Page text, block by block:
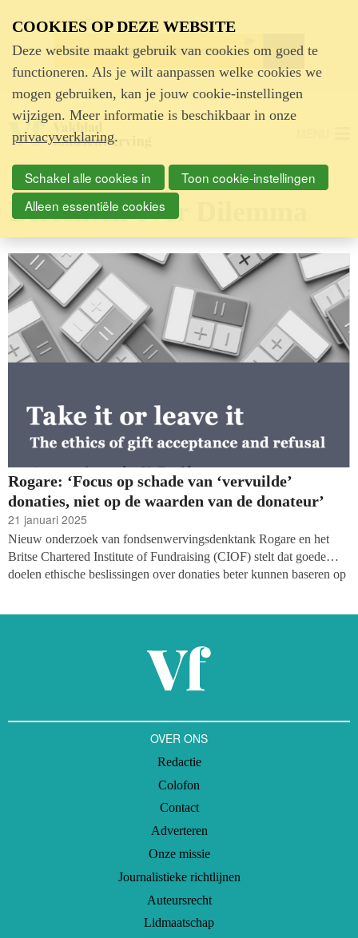
Advertentie
Berichten over Dilemma
Rogare: ‘Focus op schade van ‘vervuilde’
donaties, niet op de waarden van de donateur’
21 januari 2025
Nieuw onderzoek van fondsenwervingsdenktank Rogare en het
Britse Chartered Institute of Fundraising (CIOF) stelt dat goede
doelen ethische beslissingen over donaties beter kunnen baseren op
OVER ONS
Redactie
Colofon
Contact
Adverteren
Onze missie
Journalistieke richtlijnen
Auteursrecht
Lidmaatschap
COOKIES OP DEZE WEBSITE
Deze website maakt gebruik van cookies om goed te
functioneren. Als je wilt aanpassen welke cookies we
mogen gebruiken, kan je jouw cookie-instellingen
wijzigen. Meer informatie is beschikbaar in onze
privacyverklaring.
Schakel alle cookies in
Toon cookie-instellingen
Alleen essentiële cookies